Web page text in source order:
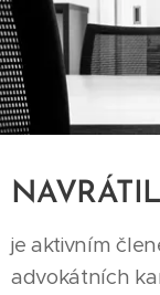
je aktivním
advokátních